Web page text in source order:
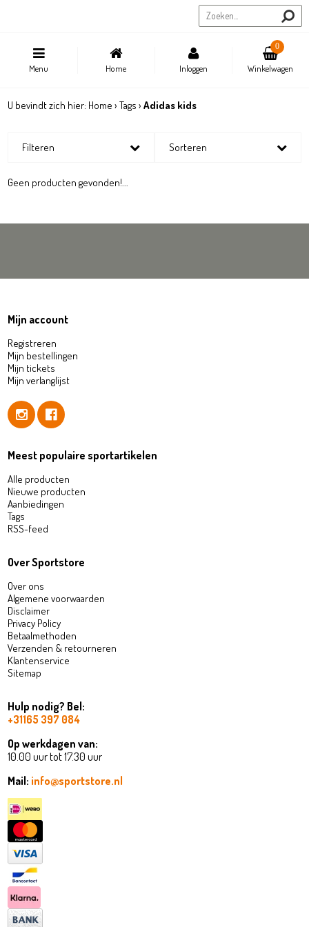
Menu Home Inloggen Winkelwagen
0
U bevindt zich hier: Home ›Tags ›Adidas kids
Filteren Sorteren
Geen producten gevonden!...
Mijn account
Registreren
Mijn bestellingen
Mijn tickets
Mijn verlanglijst
Meest populaire sportartikelen
Alle producten
Nieuwe producten
Aanbiedingen
Tags
RSS-feed
Over Sportstore
Over ons
Algemene voorwaarden
Disclaimer
Privacy Policy
Betaalmethoden
Verzenden & retourneren
Klantenservice
Sitemap
Hulp nodig? Bel:
+31165 397 084
Op werkdagen van:
10.00 uur tot 17.30 uur
Mail: info@sportstore.nl